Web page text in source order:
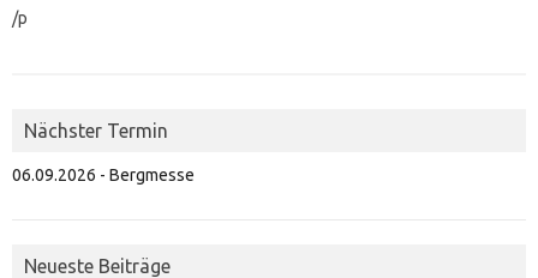
/p
Nächster Termin
06.09.2026 - Bergmesse
Neueste Beiträge